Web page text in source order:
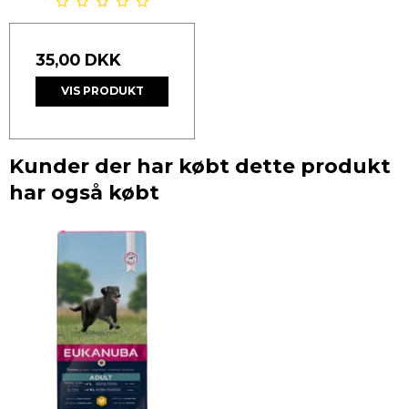
35,00 DKK
VIS PRODUKT
Kunder der har købt dette produkt
har også købt